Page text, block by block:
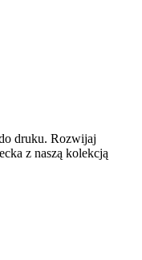
druku. Rozwijaj
z naszą kolekcją